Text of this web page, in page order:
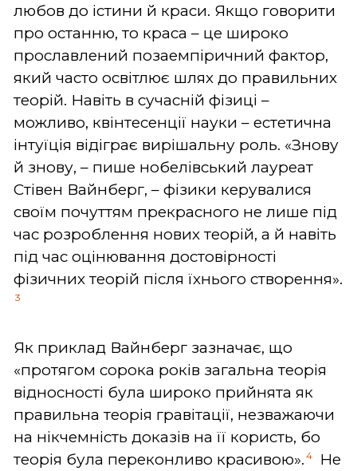
любов до істини й краси. Якщо говорити
про останню, то краса – це широко
прославлений позаемпіричний фактор,
який часто освітлює шлях до правильних
теорій. Навіть в сучасній фізиці –
можливо, квінтесенції науки – естетична
інтуїція відіграє вирішальну роль. «Знову
й знову, – пише нобелівський лауреат
Стівен Вайнберг, – фізики керувалися
своїм почуттям прекрасного не лише під
час розроблення нових теорій, а й навіть
під час оцінювання достовірності
фізичних теорій після їхнього створення».
3
Як приклад Вайнберг зазначає, що
«протягом сорока років загальна теорія
відносності була широко прийнята як
правильна теорія гравітації, незважаючи
на нікчемність доказів на її користь, бо
теорія була переконливо красивою». 4
Не